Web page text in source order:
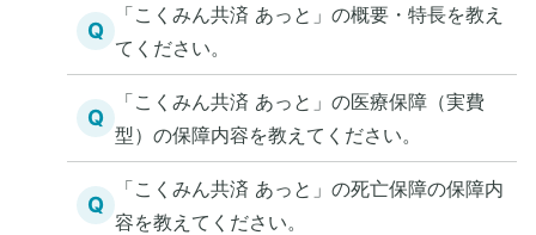
Q
「こくみん共済 あっと」の概要・特長を教え
てください。
Q
「こくみん共済 あっと」の医療保障（実費
型）の保障内容を教えてください。
Q
「こくみん共済 あっと」の死亡保障の保障内
容を教えてください。